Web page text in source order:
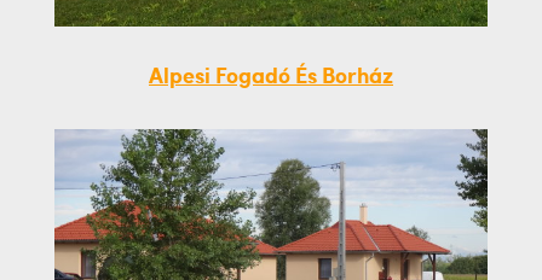
Alpesi Fogadó És Borház